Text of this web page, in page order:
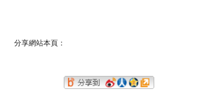
分享網站本頁：